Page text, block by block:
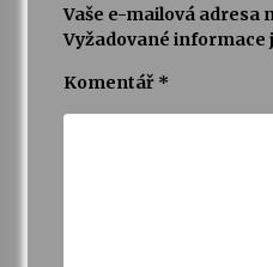
Želiv
Vaše e-mailová adresa
Vyžadované informace
Komentář *